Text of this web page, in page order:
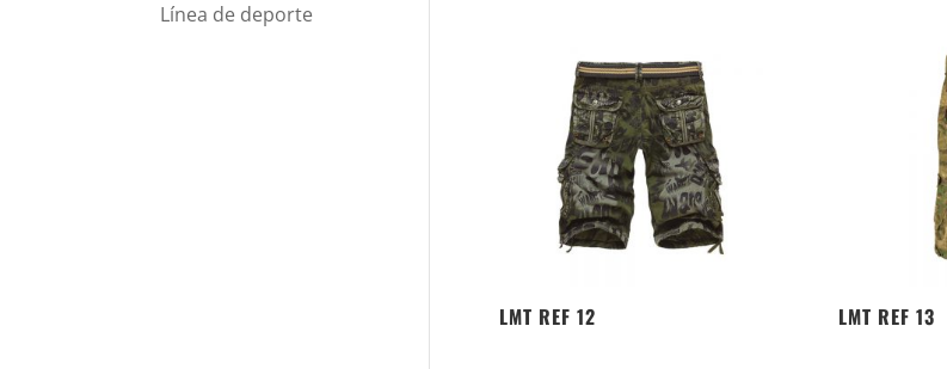
LMT REF 12 LMT REF 13
Línea de deporte